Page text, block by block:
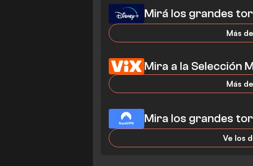
Mirá los grandes
Más
Mira a la Selección
Más
Mira los grandes
Ve los